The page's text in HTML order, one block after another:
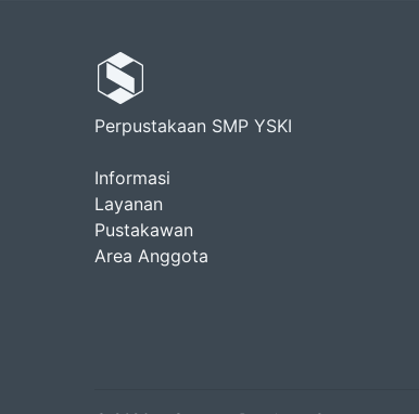
Perpustakaan SMP YSKI
Informasi
Layanan
Pustakawan
Area Anggota